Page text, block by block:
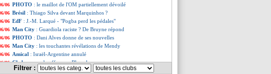
06 PHOTO : le maillot de l'OM partiellement dévoilé
06 Brésil : Thiago Silva devant Marquinhos ?
06 EdF : J.-M. Larqué - "Pogba perd les pédales"
06 Man City : Guardiola raciste ? De Bruyne répond
06 PHOTO : Dani Alves donne de ses nouvelles
06 Man City : les touchantes révélations de Mendy
06 Amical : Israël-Argentine annulé
06 Chelsea: ça chauffe pour Blanc !
Arsenal : Sokratis met un vent à Man Utd
Filtrer :